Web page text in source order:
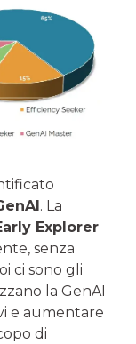
. La
Explorer
senza
ci sono gli
la GenAI
e aumentare
di